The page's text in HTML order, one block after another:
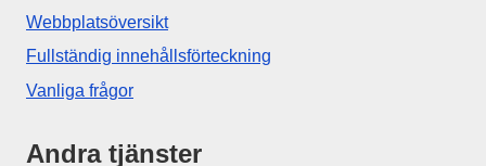
Webbplatsöversikt
Fullständig innehållsförteckning
Vanliga frågor
Andra tjänster